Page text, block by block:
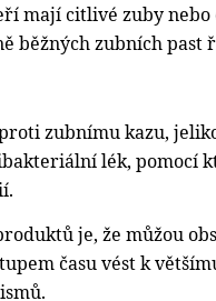
mají citlivé zuby
běžných zubních past
zubnímu kazu,
lék, pomocí
je, že můžou
času vést k